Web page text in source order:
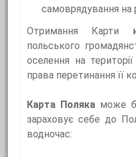
самоврядування на
Отримання Карти
польського
оселення на
права перетинання її
Карта Поляка може
зараховує себе до
водночас: